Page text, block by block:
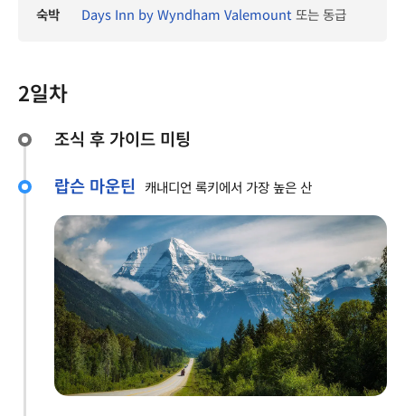
숙박
Days Inn by Wyndham Valemount 또는 동급
2일차
조식 후 가이드 미팅
랍슨 마운틴
캐내디언 록키에서 가장 높은 산